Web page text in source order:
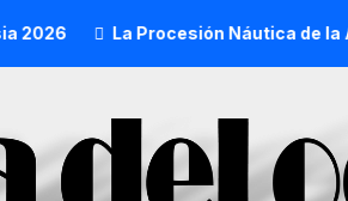
La Procesión Náutica de la